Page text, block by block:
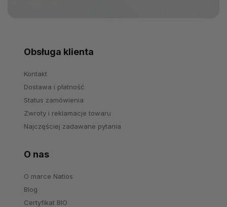
Obsługa klienta
Kontakt
Dostawa i płatność
Status zamówienia
Zwroty i reklamacje towaru
Najczęściej zadawane pytania
O nas
O marce Natios
Blog
Certyfikat BIO